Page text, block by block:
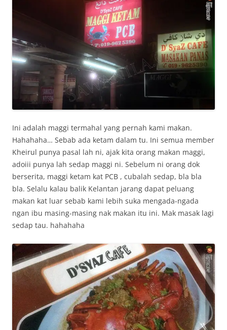
Ini adalah maggi termahal yang pernah kami makan.
Hahahaha… Sebab ada ketam dalam tu. Ini semua member
Kheirul punya pasal lah ni, ajak kita orang makan maggi,
adoiii punya lah sedap maggi ni. Sebelum ni orang dok
berserita, maggi ketam kat PCB , cubalah sedap, bla bla
bla. Selalu kalau balik Kelantan jarang dapat peluang
makan kat luar sebab kami lebih suka mengada-ngada
ngan ibu masing-masing nak makan itu ini. Mak masak lagi
sedap tau. hahahaha